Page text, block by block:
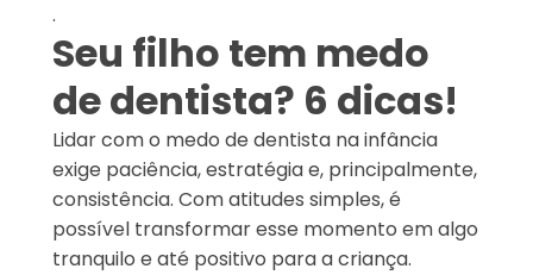
.
Seu filho tem medo
de dentista? 6 dicas!
Lidar com o medo de dentista na infância
exige paciência, estratégia e, principalmente,
consistência. Com atitudes simples, é
possível transformar esse momento em algo
tranquilo e até positivo para a criança.